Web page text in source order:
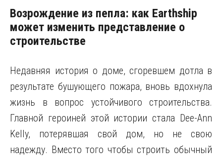
Возрождение из пепла: как Earthship
может изменить представление о
строительстве
Недавняя история о доме, сгоревшем дотла в
результате бушующего пожара, вновь вдохнула
жизнь в вопрос устойчивого строительства.
Главной героиней этой истории стала Dee-Ann
Kelly, потерявшая свой дом, но не свою
надежду. Вместо того чтобы строить обычный